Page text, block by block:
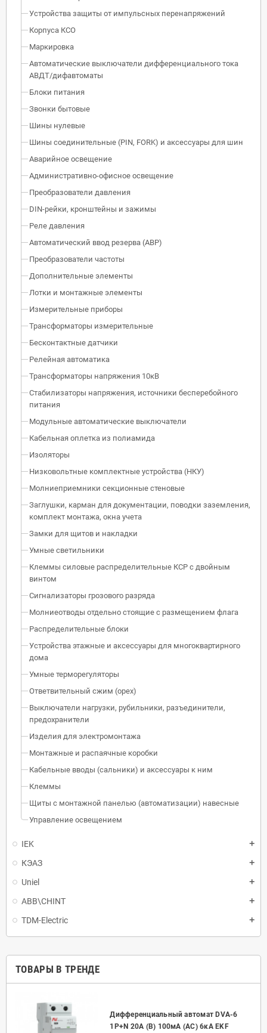
Устройства защиты от импульсных перенапряжений
Корпуса КСО
Маркировка
Автоматические выключатели дифференциального тока
АВДТ/дифавтоматы
Блоки питания
Звонки бытовые
Шины нулевые
Шины соединительные (PIN, FORK) и аксессуары для шин
Аварийное освещение
Административно-офисное освещение
Преобразователи давления
DIN-рейки, кронштейны и зажимы
Реле давления
Автоматический ввод резерва (АВР)
Преобразователи частоты
Дополнительные элементы
Лотки и монтажные элементы
Измерительные приборы
Трансформаторы измерительные
Бесконтактные датчики
Релейная автоматика
Трансформаторы напряжения 10кВ
Стабилизаторы напряжения, источники бесперебойного
питания
Модульные автоматические выключатели
Кабельная оплетка из полиамида
Изоляторы
Низковольтные комплектные устройства (НКУ)
Молниеприемники секционные стеновые
Заглушки, карман для документации, поводки заземления,
комплект монтажа, окна учета
Замки для щитов и накладки
Умные светильники
Клеммы силовые распределительные КСР с двойным
винтом
Сигнализаторы грозового разряда
Молниеотводы отдельно стоящие с размещением флага
Распределительные блоки
Устройства этажные и аксессуары для многоквартирного
дома
Умные терморегуляторы
Ответвительный сжим (орех)
Выключатели нагрузки, рубильники, разъединители,
предохранители
Изделия для электромонтажа
Монтажные и распаячные коробки
Кабельные вводы (сальники) и аксессуары к ним
Клеммы
Щиты с монтажной панелью (автоматизации) навесные
Управление освещением
IEK
КЭАЗ
Uniel
ABB\CHINT
TDM-Electric
ТОВАРЫ В ТРЕНДЕ
Дифференциальный автомат DVA-6
1P+N 20А (B) 100мА (AC) 6кА EKF